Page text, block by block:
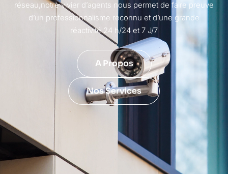
réseau,notre vivier d’agents nous permet de faire preuve
d’un professionnalisme reconnu et d’une grande
réactivité 24 h/24 et 7 J/7
A Propos
Nos Services